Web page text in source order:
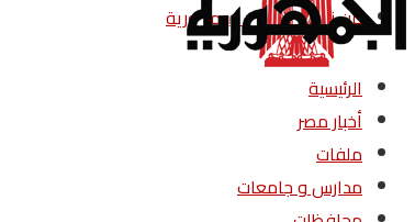
من نحن – جريدة الجمهورية
الرئيسية
أخبار مصر
ملفات
مدارس و جامعات